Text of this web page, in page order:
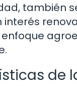
también
interés
de